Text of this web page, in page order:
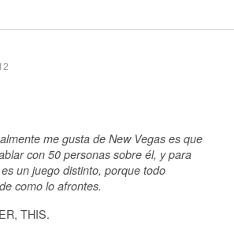
me gusta de New Vegas es que
con 50 personas sobre él, y para
un juego distinto, porque todo
como lo afrontes.
THIS.